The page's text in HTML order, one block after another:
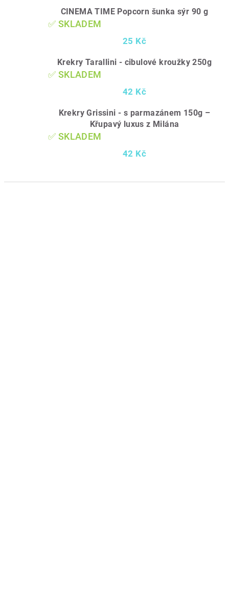
CINEMA TIME Popcorn šunka sýr 90 g
✅ SKLADEM
25 Kč
Krekry Tarallini - cibulové kroužky 250g
✅ SKLADEM
42 Kč
Krekry Grissini - s parmazánem 150g –
Křupavý luxus z Milána
✅ SKLADEM
42 Kč